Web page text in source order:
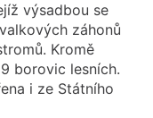
výsadbou se
záhonů
Kromě
borovic lesních.
i ze Státního